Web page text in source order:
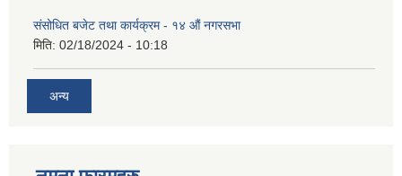
संसोधित बजेट तथा कार्यक्रम - १४ औं नगरसभा
मिति: 02/18/2024 - 10:18
अन्य